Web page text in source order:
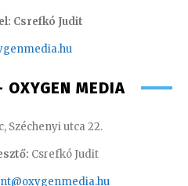
Csrefkó Judit
nmedia.hu
OXYGEN MEDIA
Széchenyi utca 22.
Csrefkó Judit